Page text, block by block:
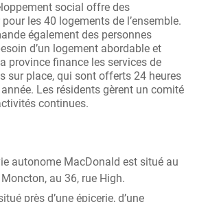
social offre des
les 40 logements de l’ensemble.
également des personnes
d’un logement abordable et
province finance les services de
sur place, qui sont offerts 24 heures
Les résidents gèrent un comité
continues.
autonome MacDonald est situé au
au 36, rue High.
près d’une épicerie, d’une